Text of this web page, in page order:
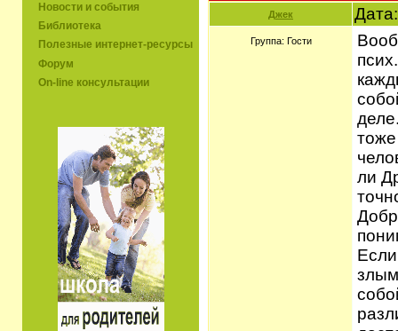
Новости и события
Библиотека
Полезные интернет-ресурсы
Форум
On-line консультации
Джек
Группа: Гости
ли